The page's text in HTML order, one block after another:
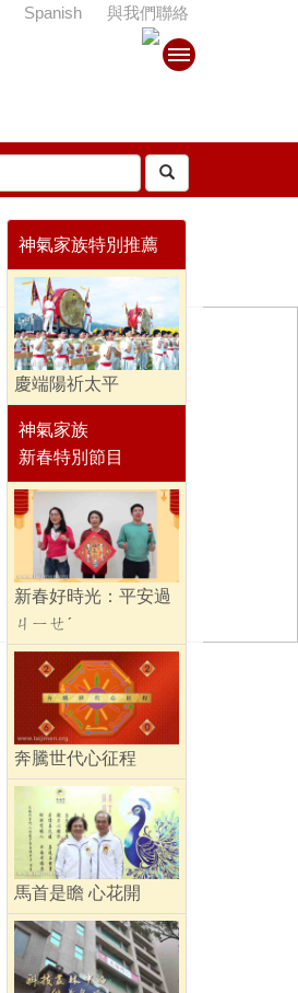
Spanish 與我們聯絡
神氣家族特別推薦
慶端陽祈太平
神氣家族
新春特別節目
新春好時光：平安過
ㄐㄧㄝˊ
奔騰世代心征程
馬首是瞻 心花開